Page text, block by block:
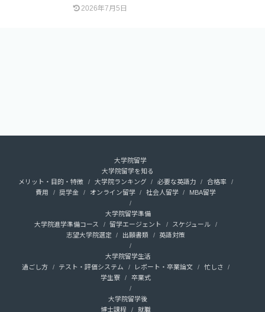
2026年7月5日
大学院留学
大学院留学を知る
メリット・目的・特徴
大学院ランキング 必要な英語力
合格率
費用
奨学金 オンライン留学 社会人留学 MBA留学
大学院留学準備
大学院進学準備コース
留学エージェント
スケジュール
志望大学院選定
出願書類 英語対策
大学院留学生活
過ごし方
テスト・評価システム レポート・卒業論文
忙しさ
学生寮
卒業式
大学院留学後
博士課程
就職